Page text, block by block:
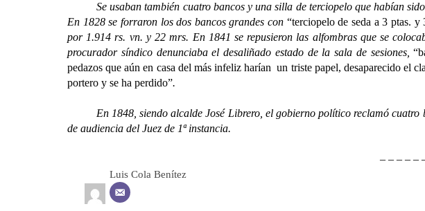
Se usaban también cuatro bancos y una silla de terciopelo que habían
En 1828 se forraron los dos bancos grandes con “terciopelo de seda a 3 ptas. y
por 1.914 rs. vn. y 22 mrs. En 1841 se repusieron las alfombras que se
procurador síndico denunciaba el desaliñado estado de la sala de sesiones,
pedazos que aún en casa del más infeliz harían un triste papel, desaparecido el
portero y se ha perdido”.
En 1848, siendo alcalde José Librero, el gobierno político reclamó cuatro
de audiencia del Juez de 1ª instancia.
– – – – –
Luis Cola Benítez